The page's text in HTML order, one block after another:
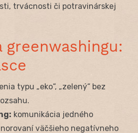
trvácnosti či potravinárskej
greenwashingu:
typu „eko“, „zelený“ bez
komunikácia jedného
väčšieho negatívneho